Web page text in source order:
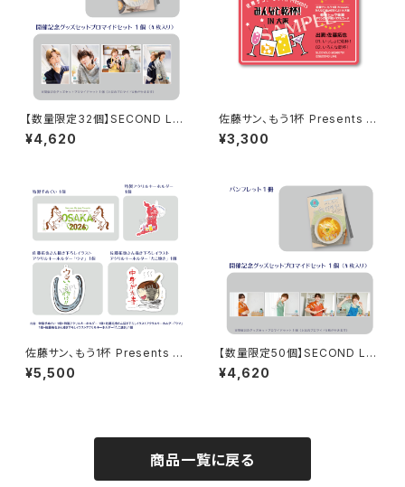
【数量限定32個】SECOND LIN
E Presents みんなに会いに行
くよ! 第25回 in 静岡 開催記念
¥4,620
佐藤サン、もう1杯 Presents み
んなに会いに行くよ！IN 大阪 乾
杯トーク音源「みんなと乾杯! IN
¥3,300
佐藤サン、もう1杯 Presents み
んなに会いに行くよ！IN 大阪 グ
ッズセット
¥5,500
【数量限定50個】SECOND LIN
E Presents みんなに会いに行
くよ! 第50回 in 静岡 開催記念
¥4,620
商品一覧に戻る